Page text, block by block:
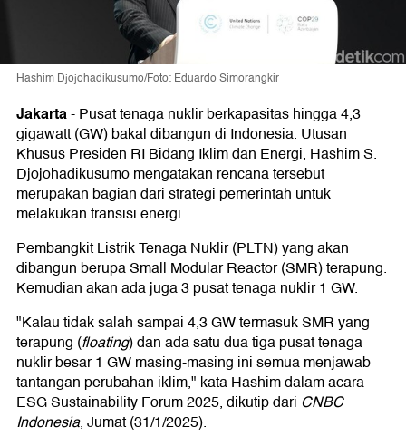
Hashim Djojohadikusumo/Foto: Eduardo Simorangkir
Jakarta-Pusat tenaga nuklir berkapasitas hingga 4,3
gigawatt (GW) bakal dibangun di Indonesia. Utusan
Khusus Presiden RI Bidang Iklim dan Energi, Hashim S.
Djojohadikusumo mengatakan rencana tersebut
merupakan bagian dari strategi pemerintah untuk
melakukan transisi energi.
Pembangkit Listrik Tenaga Nuklir (PLTN) yang akan
dibangun berupa Small Modular Reactor (SMR) terapung.
Kemudian akan ada juga 3 pusat tenaga nuklir 1 GW.
"Kalau tidak salah sampai 4,3 GW termasuk SMR yang
terapung (floating) dan ada satu dua tiga pusat tenaga
nuklir besar 1 GW masing-masing ini semua menjawab
tantangan perubahan iklim," kata Hashim dalam acara
ESG Sustainability Forum 2025, dikutip dari CNBC
Indonesia, Jumat (31/1/2025).